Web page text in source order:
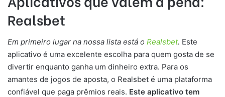
Realsbet
Em primeiro lugar na nossa lista está o Realsbet. Este
aplicativo é uma excelente escolha para quem gosta de se
divertir enquanto ganha um dinheiro extra. Para os
amantes de jogos de aposta, o Realsbet é uma plataforma
confiável que paga prêmios reais. Este aplicativo tem